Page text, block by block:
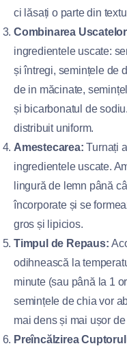
ci lăsați o parte din
Combinarea
ingredientele uscate:
și întregi, semințele de
de in măcinate,
și bicarbonatul de
distribuit uniform.
Amestecarea: Turnați
ingredientele uscate.
lingură de lemn până
încorporate și se
gros și lipicios.
Timpul de Repaus:
odihnească la
minute (sau până la 1
semințele de chia vor
mai dens și mai ușor
Preîncălzirea